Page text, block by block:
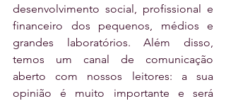
desenvolvimento social, profissional e
financeiro dos pequenos, médios e
grandes laboratórios. Além disso,
temos um canal de comunicação
aberto com nossos leitores: a sua
opinião é muito importante e será